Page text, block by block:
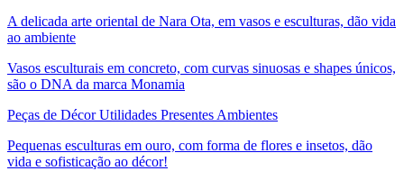
A delicada arte oriental de Nara Ota, em vasos e esculturas, dão vida
ao ambiente
Vasos esculturais em concreto, com curvas sinuosas e shapes únicos,
são o DNA da marca Monamia
Peças de Décor Utilidades Presentes Ambientes
Pequenas esculturas em ouro, com forma de flores e insetos, dão
vida e sofisticação ao décor!